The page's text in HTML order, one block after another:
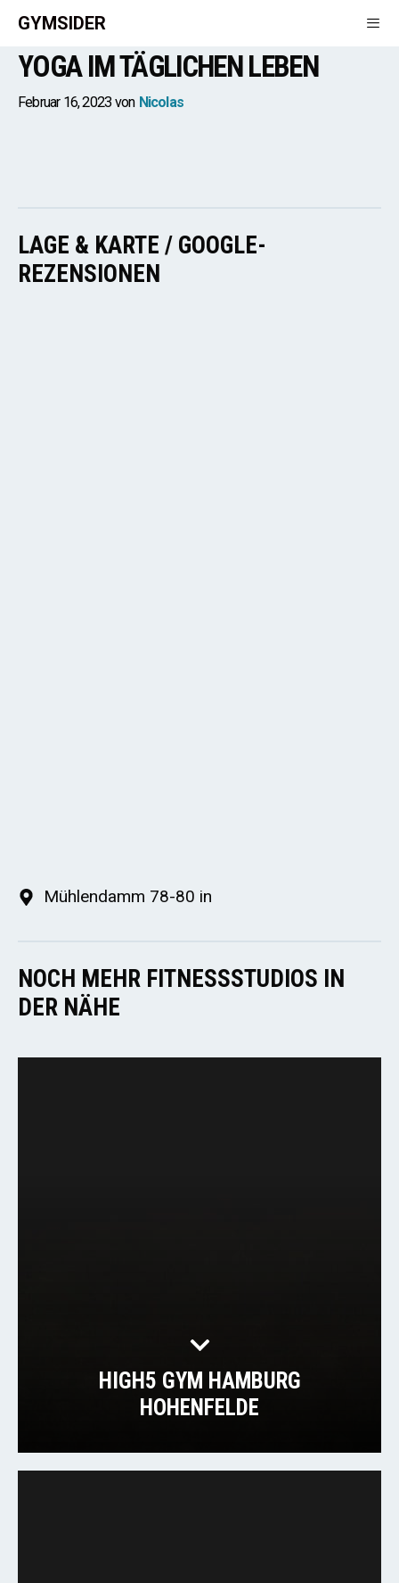
Zum
Inhalt
springen
GYMSIDER
YOGA IM TÄGLICHEN LEBEN
Februar 16, 2023 von Nicolas
LAGE & KARTE / GOOGLE-
REZENSIONEN
Mühlendamm 78-80 in
NOCH MEHR FITNESSSTUDIOS IN
DER NÄHE
HIGH5 GYM HAMBURG
HOHENFELDE